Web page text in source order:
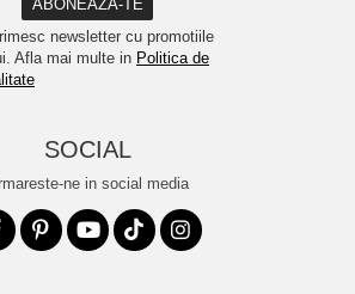
newsletter cu promotiile
Afla mai multe in Politica de
SOCIAL
ne in social media